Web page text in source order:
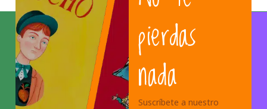
pierdas
nada
Suscríbete a nuestro